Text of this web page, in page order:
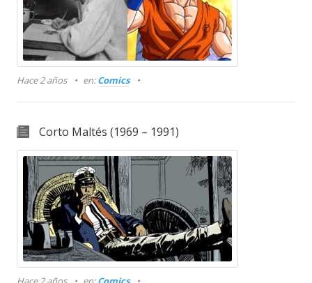
Hace 2 años en:Comics
Corto Maltés (1969 – 1991)